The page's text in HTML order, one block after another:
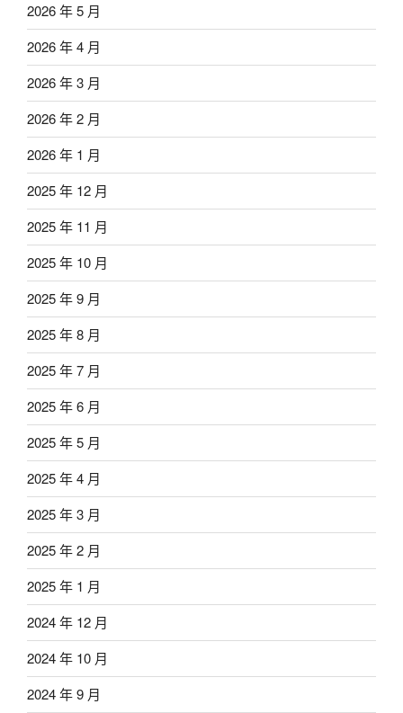
2026 年 5 月
2026 年 4 月
2026 年 3 月
2026 年 2 月
2026 年 1 月
2025 年 12 月
2025 年 11 月
2025 年 10 月
2025 年 9 月
2025 年 8 月
2025 年 7 月
2025 年 6 月
2025 年 5 月
2025 年 4 月
2025 年 3 月
2025 年 2 月
2025 年 1 月
2024 年 12 月
2024 年 10 月
2024 年 9 月